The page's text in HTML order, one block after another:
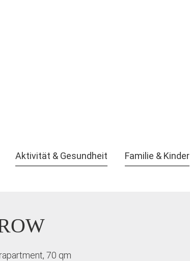
Aktivität & Gesundheit Familie & Kinder
70 qm